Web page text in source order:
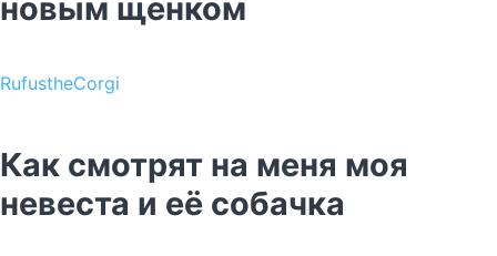
новым щенком
RufustheCorgi
Как смотрят на меня моя
невеста и её собачка